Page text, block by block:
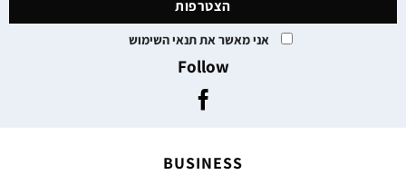
אני מאשר את תנאי השימוש
Follow
BUSINESS